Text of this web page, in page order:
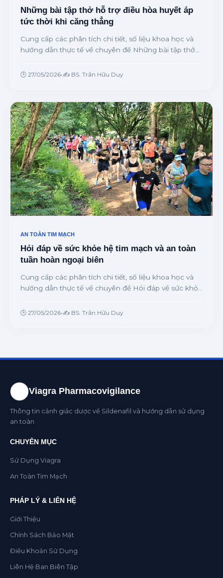
Những bài tập thở hỗ trợ điều hòa huyết áp
tức thời khi căng thẳng
Cung cấp các phân tích chi tiết, số liệu khoa học và
hướng dẫn thực tế về chuyên đề Những bài tập thở
chuyên gia.
🕒 27/05/2026•✍️ BS. Trần Hữu Duy
AN TOÀN TIM MẠCH
Hỏi đáp về sức khỏe hệ tim mạch và an toàn
tuần hoàn ngoại biên
Cung cấp các phân tích chi tiết, số liệu khoa học và
hướng dẫn thực tế về chuyên đề Hỏi đáp về sức khỏe
chuyên gia.
🕒 27/05/2026•✍️ BS. Trần Hữu Duy
Viagra Pharmacovigilance
Thông tin cảnh giác dược về Sildenafil và hướng dẫn sử dụng
an toàn
CHUYÊN MỤC
Sử Dụng Viagra
An Toàn Tim Mạch
PHÁP LÝ & LIÊN HỆ
Giới Thiệu
Chính Sách Bảo Mật
Điều Khoản Sử Dụng
Liên Hệ Ban Biên Tập